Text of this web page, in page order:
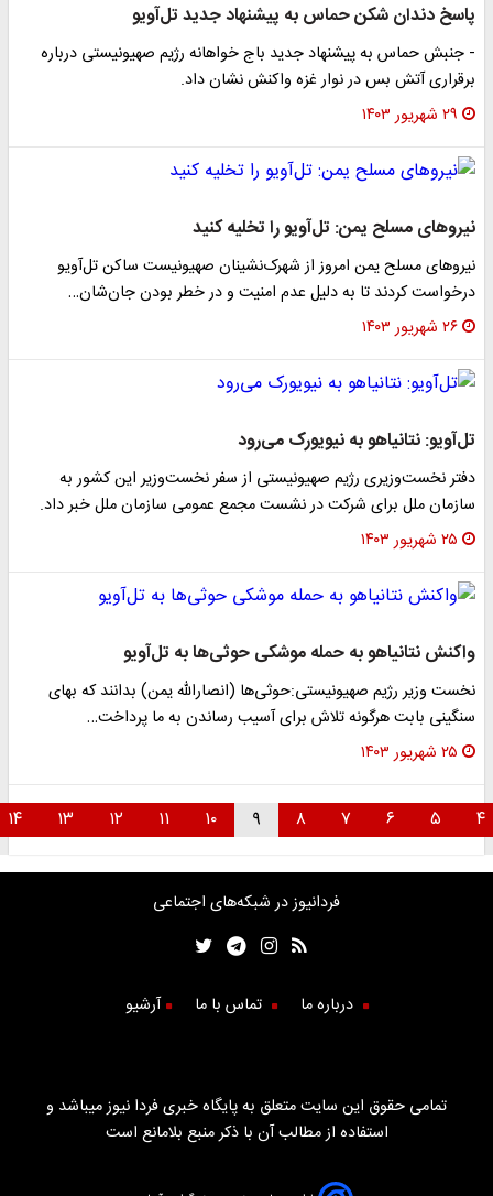
پاسخ دندان شکن حماس به پیشنهاد جدید تل‌آویو
- جنبش حماس به پیشنهاد جدید باج خواهانه رژیم صهیونیستی درباره
برقراری آتش بس در نوار غزه واکنش نشان داد.
۲۹ شهریور ۱۴۰۳
نیروهای مسلح یمن: تل‌آویو را تخلیه کنید
نیروهای مسلح یمن امروز از شهرک‌نشینان صهیونیست ساکن تل‌آویو
درخواست کردند تا به دلیل عدم امنیت و در خطر بودن جان‌شان…
۲۶ شهریور ۱۴۰۳
تل‌آویو: نتانیاهو به نیویورک می‌رود
دفتر نخست‌وزیری رژیم صهیونیستی از سفر نخست‌وزیر این کشور به
سازمان ملل برای شرکت در نشست مجمع عمومی سازمان ملل خبر داد.
۲۵ شهریور ۱۴۰۳
واکنش نتانیاهو به حمله موشکی حوثی‌ها به تل‌آویو
نخست وزیر رژیم صهیونیستی:حوثی‌ها (انصارالله یمن) بدانند که بهای
سنگینی بابت هرگونه تلاش برای آسیب رساندن به ما پرداخت…
۲۵ شهریور ۱۴۰۳
۱۰ ۱۲ ۱۳ ۱۴
فردانیوز در شبکه‌های اجتماعی
درباره ما تماس با ما آرشیو
تمامی حقوق این سایت متعلق به پایگاه خبری فردا نیوز میباشد و
استفاده از مطالب آن با ذکر منبع بلامانع است